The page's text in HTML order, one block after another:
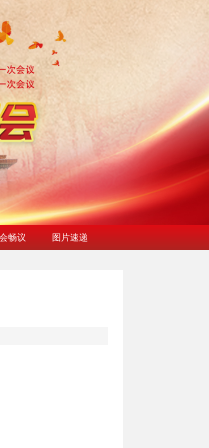
畅议 图片速递